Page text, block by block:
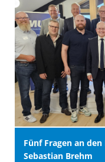
Fünf Fragen an
Sebastian Brehm